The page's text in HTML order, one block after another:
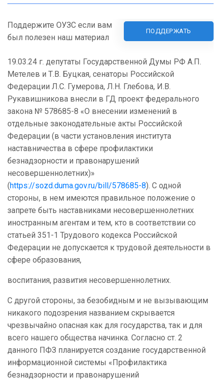
Поддержите ОУЗС если вам
был полезен наш материал
ПОДДЕРЖАТЬ
19.03.24 г. депутаты Государственной Думы РФ А.П.
Метелев и Т.В. Буцкая, сенаторы Российской
Федерации Л.С. Гумерова, Л.Н. Глебова, И.В.
Рукавишникова внесли в ГД проект федерального
закона № 578685-8 «О внесении изменений в
отдельные законодательные акты Российской
Федерации (в части установления института
наставничества в сфере профилактики
безнадзорности и правонарушений
несовершеннолетних)»
(https://sozd.duma.gov.ru/bill/578685-8). С одной
стороны, в нем имеются правильное положение о
запрете быть наставниками несовершеннолетних
иностранным агентам и тем, кто в соответствии со
статьей 351-1 Трудового кодекса Российской
Федерации не допускается к трудовой деятельности в
сфере образования,
воспитания, развития несовершеннолетних.
С другой стороны, за безобидным и не вызывающим
никакого подозрения названием скрывается
чрезвычайно опасная как для государства, так и для
всего нашего общества начинка. Согласно ст. 2
данного ПФЗ планируется создание государственной
информационной системы «Профилактика
безнадзорности и правонарушений